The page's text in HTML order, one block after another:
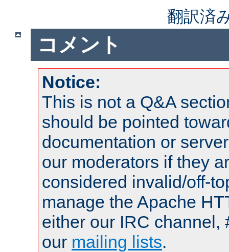
翻訳済
コメント
Notice:
This is not a Q&A
should be pointed
documentation or
our moderators if they
considered invalid/off-
manage the Apache
either our IRC channel,
our mailing lists.